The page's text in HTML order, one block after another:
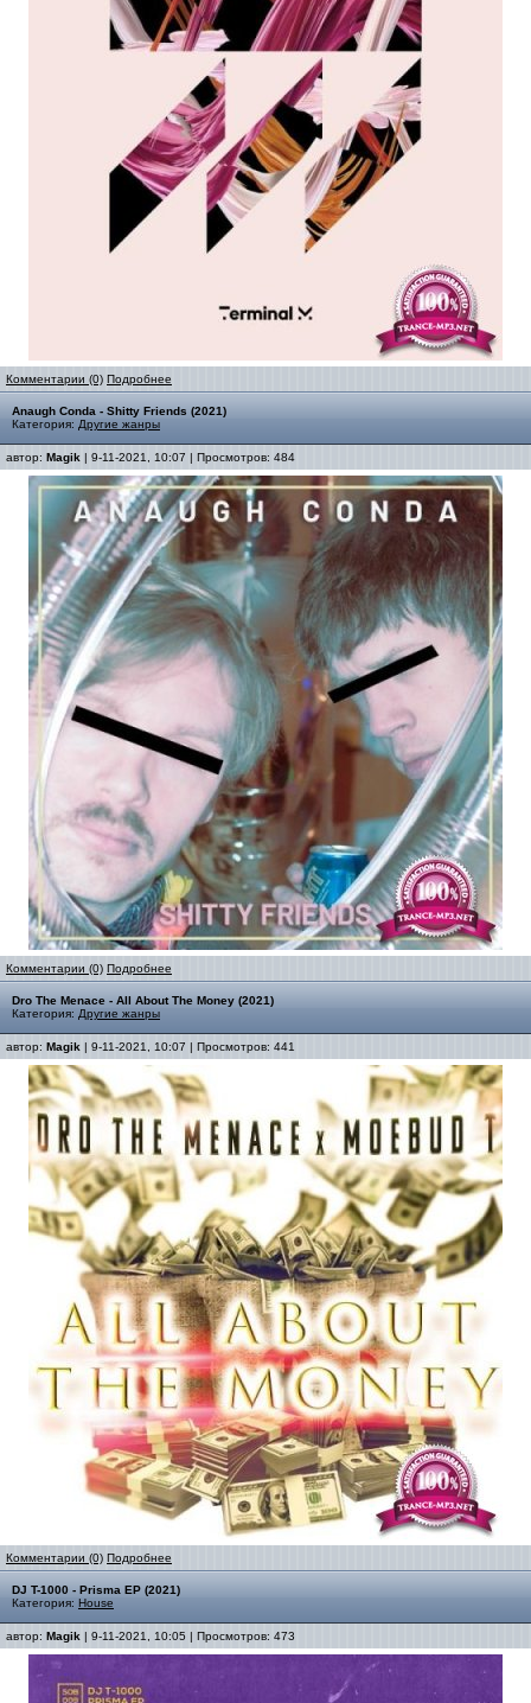
Комментарии (0) Подробнее
Anaugh Conda - Shitty Friends (2021)
Категория: Другие жанры
автор: Magik | 9-11-2021, 10:07 | Просмотров: 484
Комментарии (0) Подробнее
Dro The Menace - All About The Money (2021)
Категория: Другие жанры
автор: Magik | 9-11-2021, 10:07 | Просмотров: 441
Комментарии (0) Подробнее
DJ T-1000 - Prisma EP (2021)
Категория: House
автор: Magik | 9-11-2021, 10:05 | Просмотров: 473